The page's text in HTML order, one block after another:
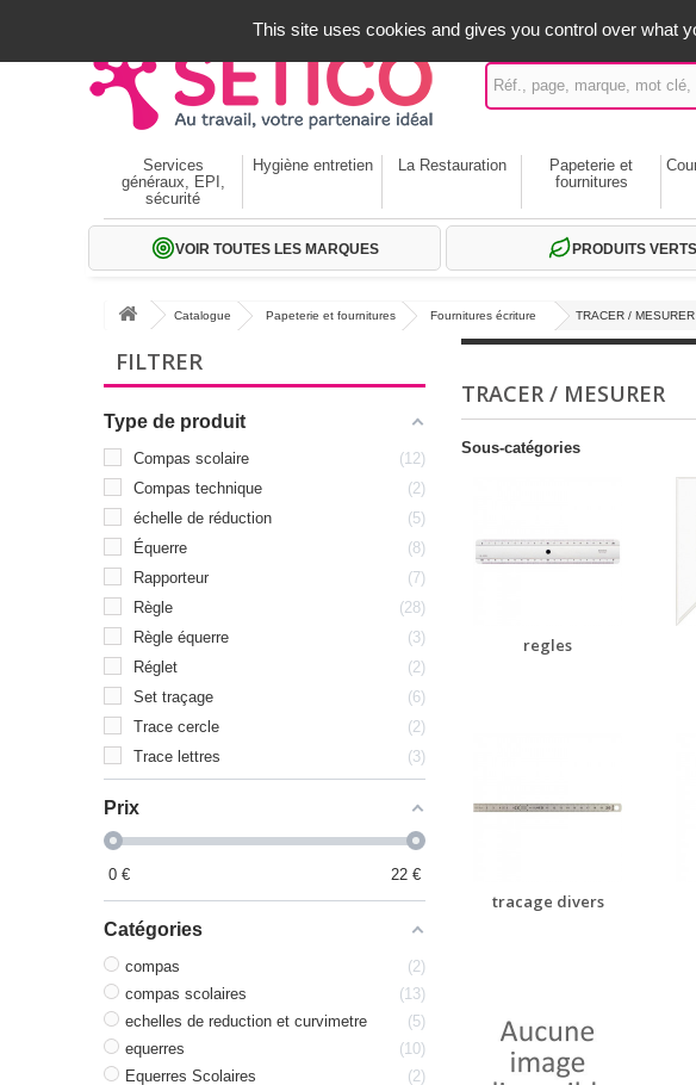
Services
généraux, EPI,
sécurité
Hygiène entretien La Restauration
Papeterie et
fournitures
VOIR TOUTES LES MARQUES PRODUITS VERTS
Catalogue Papeterie et fournitures Fournitures écriture TRACER / MESURER
FILTRER
Type de produit
Compas scolaire
12
Compas technique
2
échelle de réduction
5
Équerre
8
Rapporteur
7
Règle
28
Règle équerre
3
Réglet
2
Set traçage
6
Trace cercle
2
Trace lettres
3
Prix
0 € 22 €
Catégories
compas
2
compas scolaires
13
echelles de reduction et curvimetre
5
equerres
10
Equerres Scolaires
2
TRACER / MESURER
Sous-catégories
regles
tracage divers
This site uses cookies and gives you control over what